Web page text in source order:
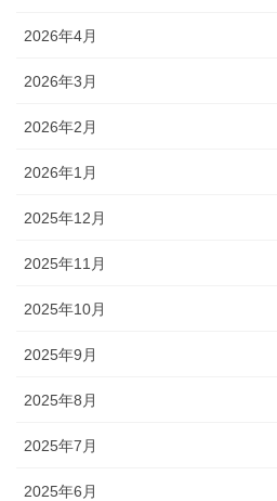
2026年4月
2026年3月
2026年2月
2026年1月
2025年12月
2025年11月
2025年10月
2025年9月
2025年8月
2025年7月
2025年6月